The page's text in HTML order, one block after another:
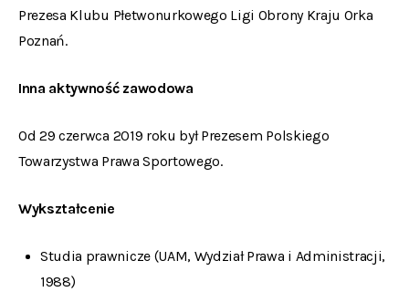
Prezesa Klubu Płetwonurkowego Ligi Obrony Kraju Orka
Poznań.
Inna aktywność zawodowa
Od 29 czerwca 2019 roku był Prezesem Polskiego
Towarzystwa Prawa Sportowego.
Wykształcenie
Studia prawnicze (UAM, Wydział Prawa i Administracji,
1988)